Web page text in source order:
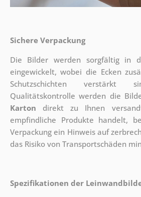
Sichere Verpackung
Die Bilder werden sorgfältig in
eingewickelt, wobei die Ecken
Schutzschichten verstärkt
Qualitätskontrolle werden die
Karton direkt zu Ihnen
empfindliche Produkte handelt,
Verpackung ein Hinweis auf
das Risiko von Transportschäden
Spezifikationen der